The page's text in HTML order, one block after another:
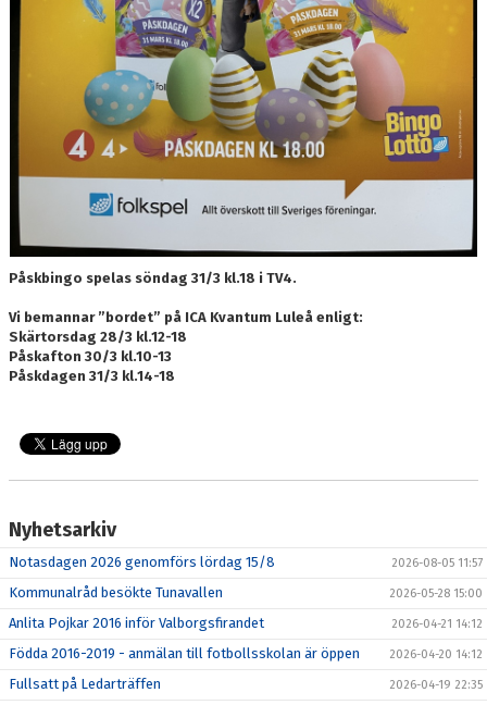
Påskbingo spelas söndag 31/3 kl.18 i TV4.
Vi bemannar ”bordet” på ICA Kvantum Luleå enligt:
Skärtorsdag 28/3 kl.12-18
Påskafton 30/3 kl.10-13
Påskdagen 31/3 kl.14-18
Nyhetsarkiv
Notasdagen 2026 genomförs lördag 15/8 2026-08-05 11:57
Kommunalråd besökte Tunavallen 2026-05-28 15:00
Anlita Pojkar 2016 inför Valborgsfirandet 2026-04-21 14:12
Födda 2016-2019 - anmälan till fotbollsskolan är öppen 2026-04-20 14:12
Fullsatt på Ledarträffen 2026-04-19 22:35